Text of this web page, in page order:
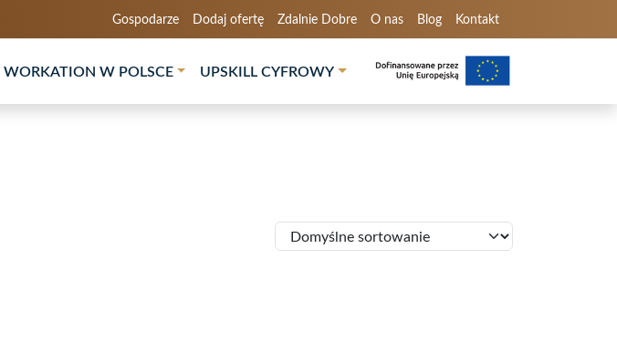
Gospodarze Dodaj ofertę Zdalnie Dobre O nas Blog Kontakt
WORKATION W POLSCE UPSKILL CYFROWY